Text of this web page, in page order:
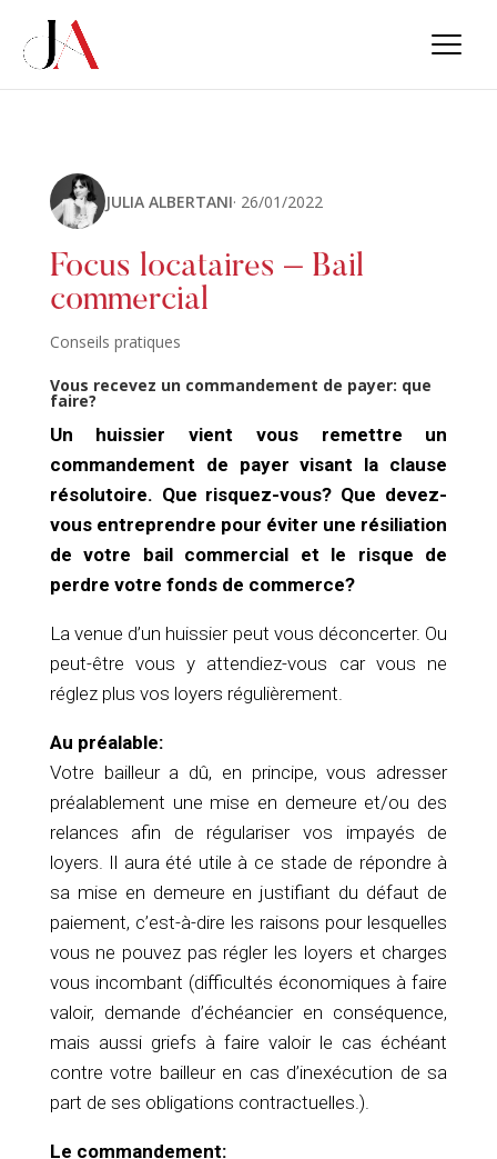
JULIA ALBERTANI· 26/01/2022
Focus locataires – Bail
commercial
Conseils pratiques
Vous recevez un commandement de payer: que
faire?
Un huissier vient vous remettre un
commandement de payer visant la clause
résolutoire. Que risquez-vous? Que devez-
vous entreprendre pour éviter une résiliation
de votre bail commercial et le risque de
perdre votre fonds de commerce?
La venue d’un huissier peut vous déconcerter. Ou
peut-être vous y attendiez-vous car vous ne
réglez plus vos loyers régulièrement.
Au préalable:
Votre bailleur a dû, en principe, vous adresser
préalablement une mise en demeure et/ou des
relances afin de régulariser vos impayés de
loyers. Il aura été utile à ce stade de répondre à
sa mise en demeure en justifiant du défaut de
paiement, c’est-à-dire les raisons pour lesquelles
vous ne pouvez pas régler les loyers et charges
vous incombant (difficultés économiques à faire
valoir, demande d’échéancier en conséquence,
mais aussi griefs à faire valoir le cas échéant
contre votre bailleur en cas d’inexécution de sa
part de ses obligations contractuelles.).
Le commandement: